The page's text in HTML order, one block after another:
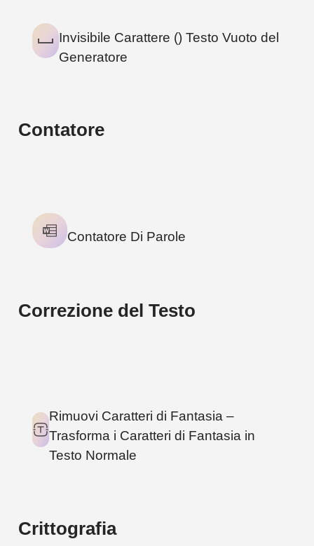
Invisibile Carattere (ㅤ) Testo Vuoto del
Generatore
Contatore
Contatore Di Parole
Correzione del Testo
Rimuovi Caratteri di Fantasia –
Trasforma i Caratteri di Fantasia in
Testo Normale
Crittografia